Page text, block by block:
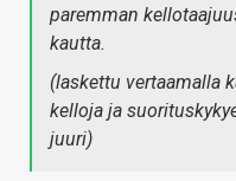
paremman
kautta.
(laskettu vertaamalla
kelloja ja
juuri)